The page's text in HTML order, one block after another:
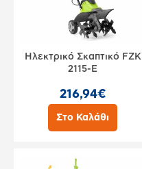
Ηλεκτρικό Σκαπτικό FZK
2115-E
216,94€
Στο Καλάθι